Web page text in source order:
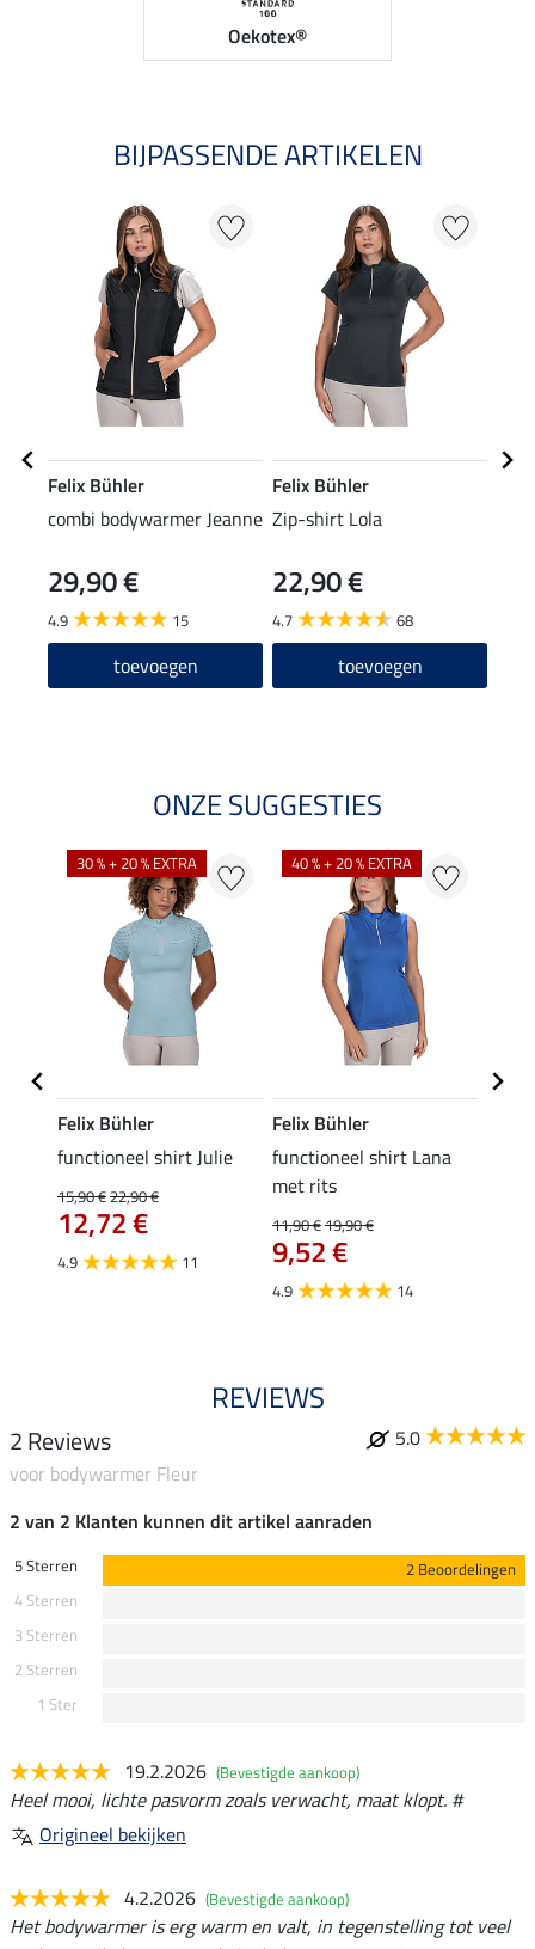
Oekotex®
BIJPASSENDE ARTIKELEN
Felix Bühler
combi bodywarmer Jeanne
29,90 €
4.9 15
toevoegen
Felix Bühler
Zip-shirt Lola
22,90 €
4.7 68
toevoegen
ONZE SUGGESTIES
30 % + 20 % EXTRA
Felix Bühler
functioneel shirt Julie
15,90 €22,90 €
12,72 €
4.9 11
40 % + 20 % EXTRA
Felix Bühler
functioneel shirt Lana
met rits
11,90 €19,90 €
9,52 €
4.9 14
REVIEWS
2 Reviews
5.0
voor bodywarmer Fleur
2 van 2 Klanten kunnen dit artikel aanraden
5 Sterren
2 Beoordelingen
4 Sterren
3 Sterren
2 Sterren
1 Ster
19.2.2026 (Bevestigde aankoop)
Heel mooi, lichte pasvorm zoals verwacht, maat klopt. #
Origineel bekijken
4.2.2026 (Bevestigde aankoop)
Het bodywarmer is erg warm en valt, in tegenstelling tot veel